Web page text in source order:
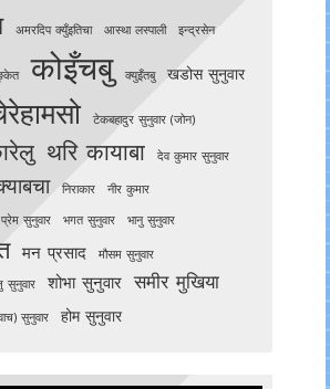
अमरदिप क्युँइतिचा आस्था लस्पाली इन्द्रसेन
कोइँचबु क्युइँतबु खडोस सुनुवार
टेकबहादुर सुनुवार (जोन)
थरि कायाबा देव कुमार सुनुवार
निराकार नीर कुमार
प्रेम सुनुवार भगत सुनुवार भानु सुनुवार
मन प्रसाद मौसम सुनुवार
सुनुवार शोभा सुनुवार समीर मुखिया
सुनुवार होम सुनुवार